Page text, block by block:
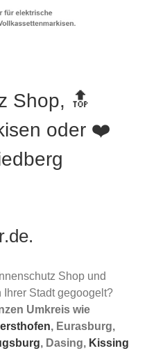
Shop, 🔝
oder ❤️
Shop und
Stadt gegoogelt?
Umkreis wie
, Eurasburg,
, Dasing, Kissing